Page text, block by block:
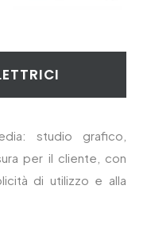
studio grafico,
per il cliente, con
di utilizzo e alla